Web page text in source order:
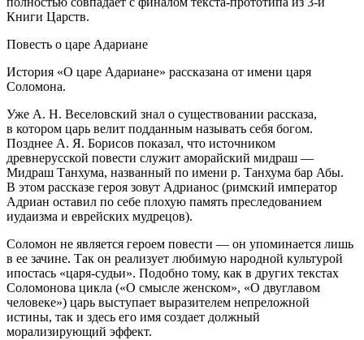
Книги Царств.
Повесть о царе Адариане
История «О царе Адариане» рассказана от имени царя
Соломона.
Уже А. Н. Веселовский знал о существовании рассказа,
в котором царь велит подданным называть себя богом.
Позднее А. Я. Борисов показал, что источником
древнерусской повести служит аморайский мидраш —
Мидраш Танхума, названный по имени р. Танхума бар Абы.
В этом рассказе героя зовут Адрианос (римский император
Адриан оставил по себе плохую память преследованием
иудаизма и еврейских мудрецов).
Соломон не является героем повести — он упоминается лишь
в ее зачине. Так он реализует любимую народной культурой
ипостась «царя-судьи». Подобно тому, как в других текстах
Соломонова цикла («О смысле женском», «О двуглавом
человеке») царь выступает выразителем непреложной
истины, так и здесь его имя создает должный
морализирующий эффект.